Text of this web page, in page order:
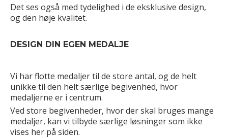
Det ses også med tydelighed i de eksklusive design,
og den høje kvalitet.
DESIGN DIN EGEN MEDALJE
Vi har flotte medaljer til de store antal, og de helt
unikke til den helt særlige begivenhed, hvor
medaljerne er i centrum.
Ved store begivenheder, hvor der skal bruges mange
medaljer, kan vi tilbyde særlige løsninger som ikke
vises her på siden.